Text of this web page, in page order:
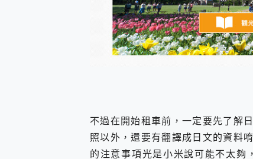
不過在開始租車前，一定要先了解
照以外，還要有翻譯成日文的資料
的注意事項光是小米說可能不太